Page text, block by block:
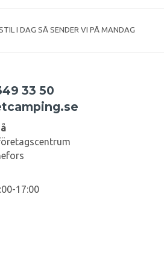
I DAG SÅ SENDER VI PÅ MANDAG
33 50
17:00